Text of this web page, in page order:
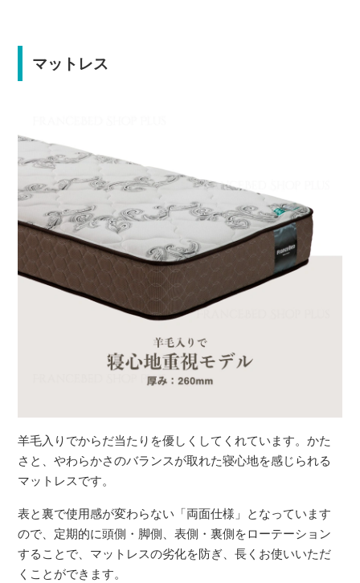
マットレス
羊毛入りでからだ当たりを優しくしてくれています。かた
さと、やわらかさのバランスが取れた寝心地を感じられる
マットレスです。
表と裏で使用感が変わらない「両面仕様」となっています
ので、定期的に頭側・脚側、表側・裏側をローテーション
することで、マットレスの劣化を防ぎ、長くお使いいただ
くことができます。